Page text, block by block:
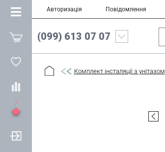
7
Авторизація Повідомлення
(099) 613 07 07
Комплект інсталяції з унітазом